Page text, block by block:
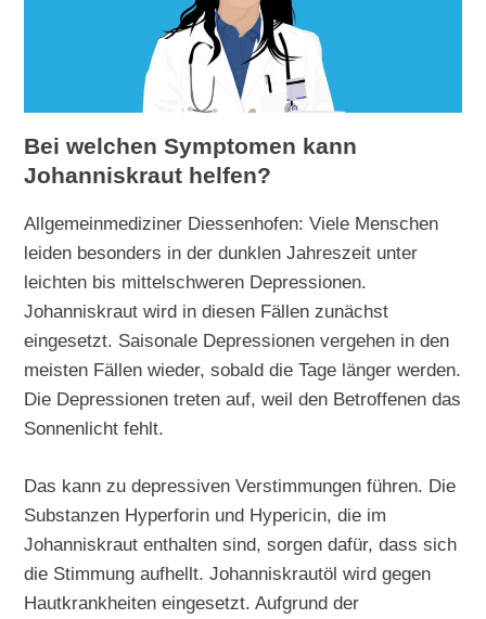
Bei welchen Symptomen kann
Johanniskraut helfen?
Allgemeinmediziner Diessenhofen: Viele Menschen
leiden besonders in der dunklen Jahreszeit unter
leichten bis mittelschweren Depressionen.
Johanniskraut wird in diesen Fällen zunächst
eingesetzt. Saisonale Depressionen vergehen in den
meisten Fällen wieder, sobald die Tage länger werden.
Die Depressionen treten auf, weil den Betroffenen das
Sonnenlicht fehlt.
Das kann zu depressiven Verstimmungen führen. Die
Substanzen Hyperforin und Hypericin, die im
Johanniskraut enthalten sind, sorgen dafür, dass sich
die Stimmung aufhellt. Johanniskrautöl wird gegen
Hautkrankheiten eingesetzt. Aufgrund der